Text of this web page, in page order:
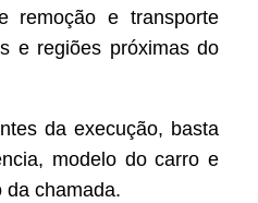
remoção e transporte
e regiões próximas do
da execução, basta
modelo do carro e
da chamada.